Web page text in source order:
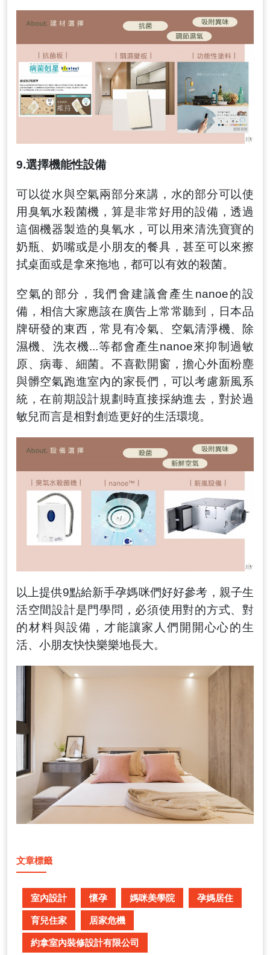
9.選擇機能性設備
可以從水與空氣兩部分來講 ， 水的部分可以使
用臭氧水殺菌機 ， 算是非常好用的設備 ，透過
這個機器製造的臭氧水 ，可以用來清洗寶寶的
奶瓶、奶嘴或是小朋友的餐具 ，甚至可以來擦
拭桌面或是拿來拖地 ， 都可以有效的殺菌。
空氣的部分，我們會建議會產生nanoe的設
備 ， 相信大家應該在廣告上常常聽到 ，
日本品
牌研發的東西 ，常見有冷氣、空氣清淨機、除
濕機、洗衣機...等都會產生nanoe來抑制過敏
原、病毒、細菌。不喜歡開窗，擔心外面粉塵
與髒空氣跑進室內的家長們，可以考慮新風系
統，在前期設計規劃時直接採納進去， 對於過
敏兒而言是相對創造更好的生活環境。
以上提供9點給新手孕媽咪們好好參考，親子生
活空間設計是門學問，必須使用對的方式、對
的材料與設備，才能讓家人們開開心心的生
活、小朋友快快樂樂地長大。
文章標籤
室內設計 懷孕 媽咪美學院 孕媽居住
育兒住家 居家危機
約拿室內裝修設計有限公司